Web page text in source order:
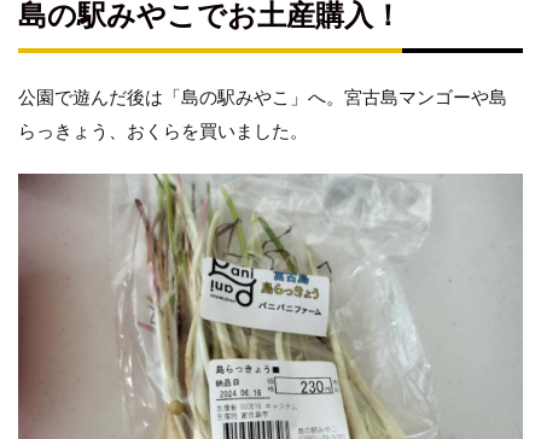
島の駅みやこでお土産購入！
公園で遊んだ後は「島の駅みやこ」へ。宮古島マンゴーや島
らっきょう、おくらを買いました。